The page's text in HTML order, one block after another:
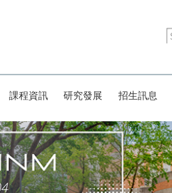
課程資訊 研究發展 招生訊息